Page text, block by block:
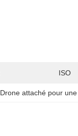
ISO
Drone attaché pour